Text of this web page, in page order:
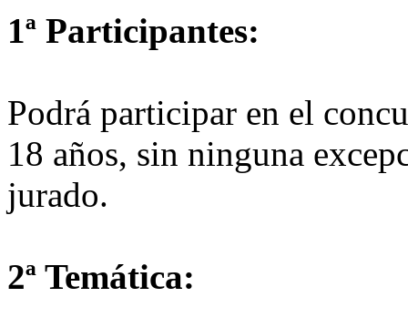
1ª Participantes:
Podrá participar en el
18 años, sin ninguna
jurado.
2ª Temática: